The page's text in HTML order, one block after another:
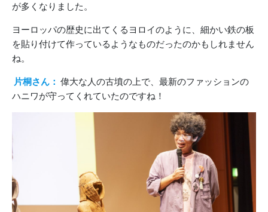
が多くなりました。
ヨーロッパの歴史に出てくるヨロイのように、細かい鉄の板
を貼り付けて作っているようなものだったのかもしれません
ね。
片桐さん： 偉大な人の古墳の上で、最新のファッションの
ハニワが守ってくれていたのですね！